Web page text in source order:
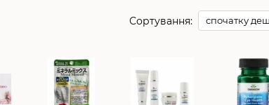
Сортування: спочатку